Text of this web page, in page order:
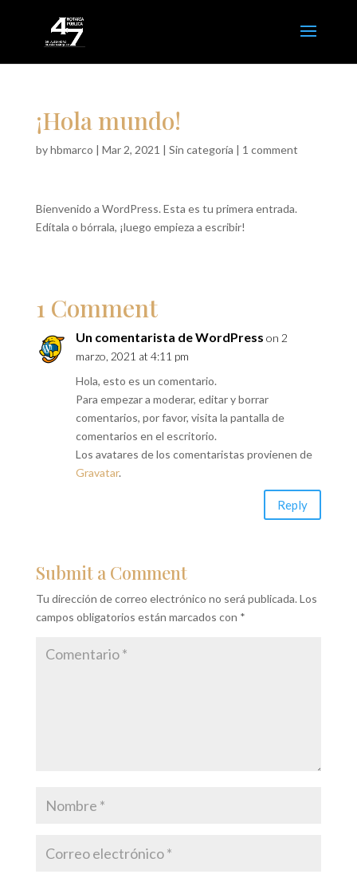
¡Hola mundo!
byhbmarco | Mar 2, 2021 | Sin categoría | 1 comment
Bienvenido a WordPress. Esta es tu primera entrada.
Edítala o bórrala, ¡luego empieza a escribir!
1 Comment
Un comentarista de WordPress on 2
marzo, 2021 at 4:11 pm
Hola, esto es un comentario.
Para empezar a moderar, editar y borrar
comentarios, por favor, visita la pantalla de
comentarios en el escritorio.
Los avatares de los comentaristas provienen de
Gravatar.
Reply
Submit a Comment
Tu dirección de correo electrónico no será publicada. Los
campos obligatorios están marcados con *